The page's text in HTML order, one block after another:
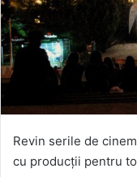
Revin serile de
cu producții pentru